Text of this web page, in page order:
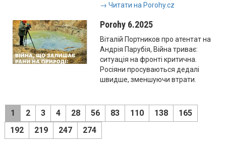
→ Читати на Porohy.cz
Porohy 6.2025
Віталій Портников про атентат на
Андрія Парубія, Війна триває:
ситуація на фронті критична.
Росіяни просуваються дедалі
швидше, зменшуючи втрати.
1 2 3 4 28 56 83 110 138
165
192
219 247 274